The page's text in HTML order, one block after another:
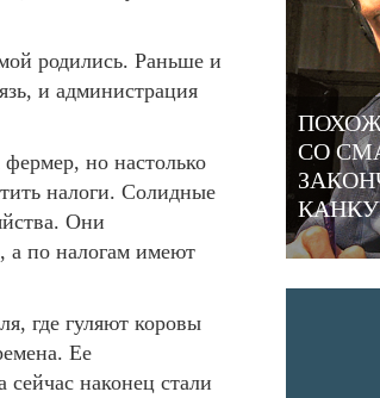
родились. Раньше и
и администрация
но настолько
налоги. Солидные
Они
а по налогам имеют
где гуляют коровы
Ее
наконец стали
СО